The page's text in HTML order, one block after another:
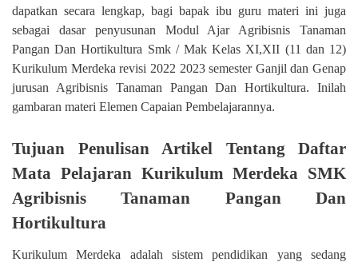
dapatkan secara lengkap, bagi bapak ibu guru materi ini juga
sebagai dasar penyusunan Modul Ajar Agribisnis Tanaman
Pangan Dan Hortikultura Smk / Mak Kelas XI,XII (11 dan 12)
Kurikulum Merdeka revisi 2022 2023 semester Ganjil dan Genap
jurusan Agribisnis Tanaman Pangan Dan Hortikultura. Inilah
gambaran materi Elemen Capaian Pembelajarannya.
Tujuan Penulisan Artikel Tentang Daftar
Mata Pelajaran Kurikulum Merdeka SMK
Agribisnis Tanaman Pangan Dan
Hortikultura
Kurikulum Merdeka adalah sistem pendidikan yang sedang